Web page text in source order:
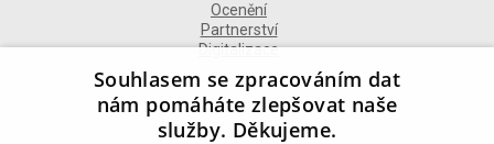
Ocenění
Partnerství
Digitalizace
Souhlasem se zpracováním dat
nám pomáháte zlepšovat naše
služby. Děkujeme.